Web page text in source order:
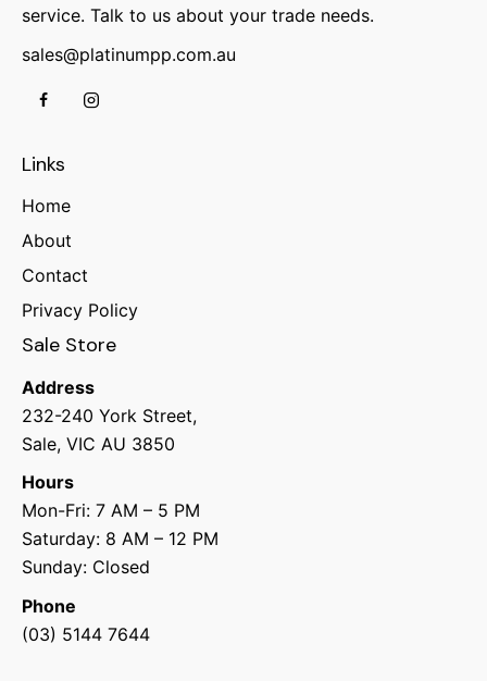
service. Talk to us about your trade needs.
sales@platinumpp.com.au
Links
Home
About
Contact
Privacy Policy
Sale Store
Address
232-240 York Street,
Sale, VIC AU 3850
Hours
Mon-Fri: 7 AM – 5 PM
Saturday: 8 AM – 12 PM
Sunday: Closed
Phone
(03) 5144 7644